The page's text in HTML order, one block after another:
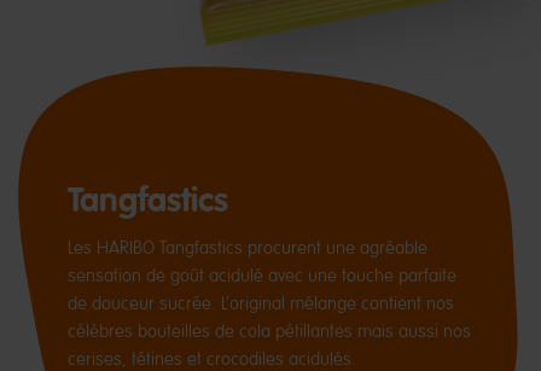
Tangfastics
Les HARIBO Tangfastics procurent une agréable
sensation de goût acidulé avec une touche parfaite
de douceur sucrée. L’original mélange contient nos
célèbres bouteilles de cola pétillantes mais aussi nos
cerises, tétines et crocodiles acidulés.